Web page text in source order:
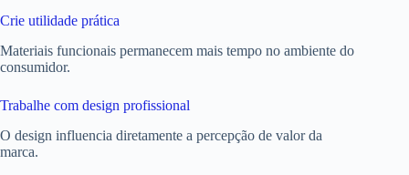
Crie utilidade prática
Materiais funcionais permanecem mais tempo no ambiente do
consumidor.
Trabalhe com design profissional
O design influencia diretamente a percepção de valor da
marca.